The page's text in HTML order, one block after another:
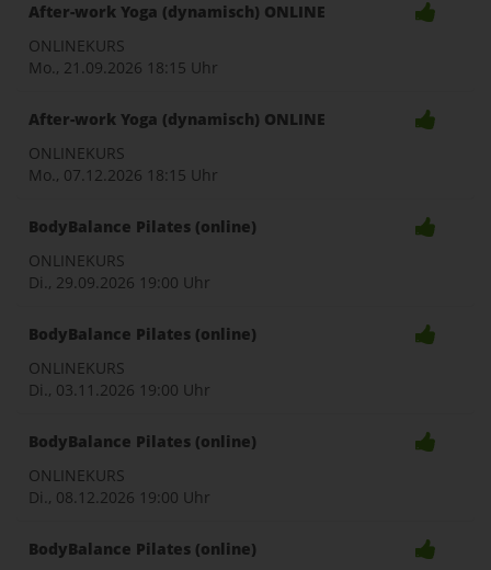
After-work Yoga (dynamisch) ONLINE
ONLINEKURS
Mo., 21.09.2026 18:15 Uhr
After-work Yoga (dynamisch) ONLINE
ONLINEKURS
Mo., 07.12.2026 18:15 Uhr
BodyBalance Pilates (online)
ONLINEKURS
Di., 29.09.2026 19:00 Uhr
BodyBalance Pilates (online)
ONLINEKURS
Di., 03.11.2026 19:00 Uhr
BodyBalance Pilates (online)
ONLINEKURS
Di., 08.12.2026 19:00 Uhr
BodyBalance Pilates (online)